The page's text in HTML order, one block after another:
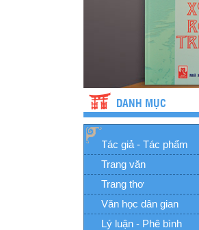
DANH MỤC
Tác giả - Tác phẩm
Trang văn
Trang thơ
Văn học dân gian
Lý luận - Phê bình